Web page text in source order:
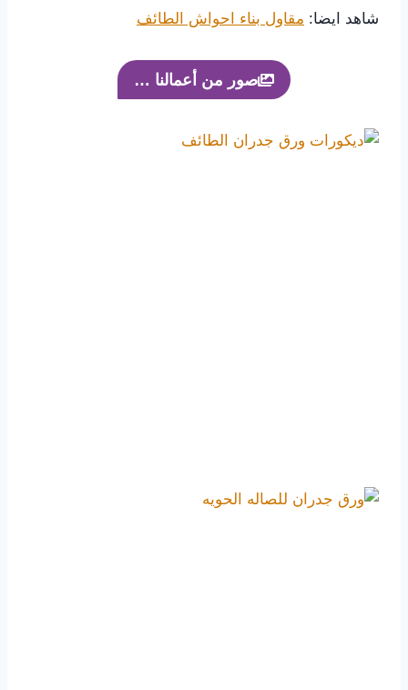
شاهد ايضا: مقاول بناء احواش الطائف
صور من أعمالنا …